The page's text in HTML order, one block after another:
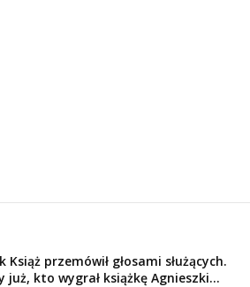
Książ przemówił głosami służących.
już, kto wygrał książkę Agnieszki...